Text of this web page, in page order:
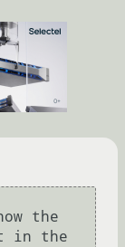
in the